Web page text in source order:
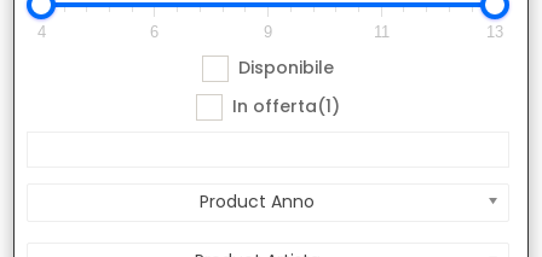
4 6 9 11 13
Disponibile
In offerta(1)
Product Anno